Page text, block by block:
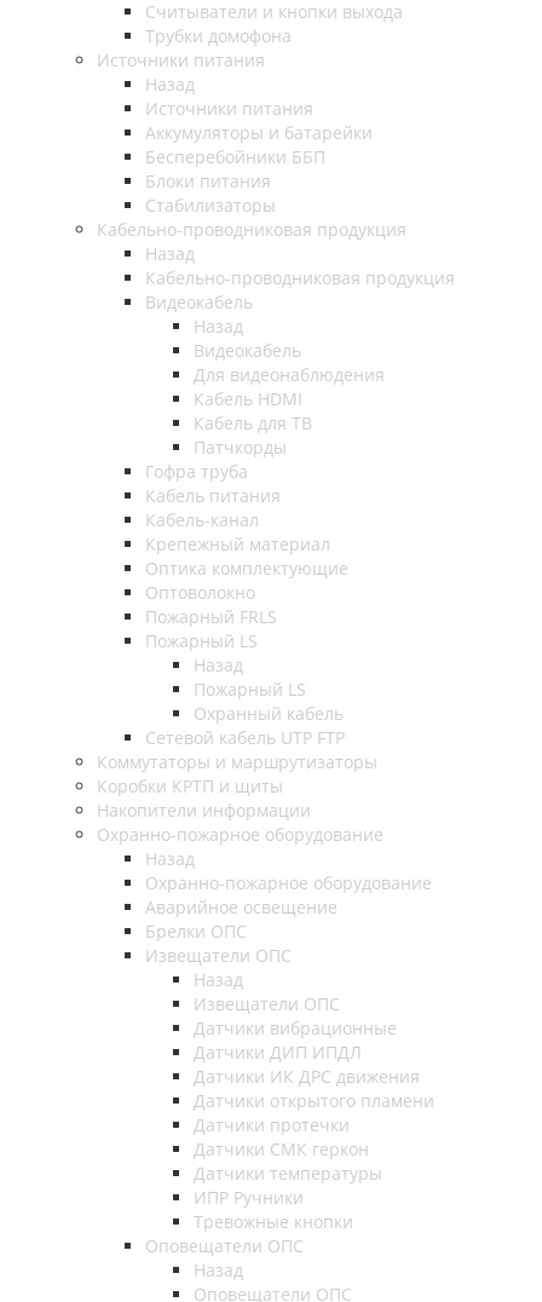
Считыватели и кнопки выхода
Трубки домофона
Источники питания
Назад
Источники питания
Аккумуляторы и батарейки
Бесперебойники ББП
Блоки питания
Стабилизаторы
Кабельно-проводниковая продукция
Назад
Кабельно-проводниковая продукция
Видеокабель
Назад
Видеокабель
Для видеонаблюдения
Кабель HDMI
Кабель для ТВ
Патчкорды
Гофра труба
Кабель питания
Кабель-канал
Крепежный материал
Оптика комплектующие
Оптоволокно
Пожарный FRLS
Пожарный LS
Назад
Пожарный LS
Охранный кабель
Сетевой кабель UTP FTP
Коммутаторы и маршрутизаторы
Коробки КРТП и щиты
Накопители информации
Охранно-пожарное оборудование
Назад
Охранно-пожарное оборудование
Аварийное освещение
Брелки ОПС
Извещатели ОПС
Назад
Извещатели ОПС
Датчики вибрационные
Датчики ДИП ИПДЛ
Датчики ИК ДРС движения
Датчики открытого пламени
Датчики протечки
Датчики СМК геркон
Датчики температуры
ИПР Ручники
Тревожные кнопки
Оповещатели ОПС
Назад
Оповещатели ОПС